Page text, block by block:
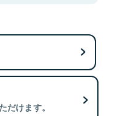
だけます。